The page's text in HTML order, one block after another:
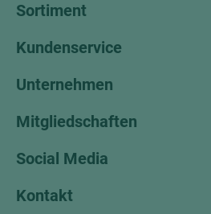
Sortiment
Kundenservice
Unternehmen
Mitgliedschaften
Social Media
Kontakt